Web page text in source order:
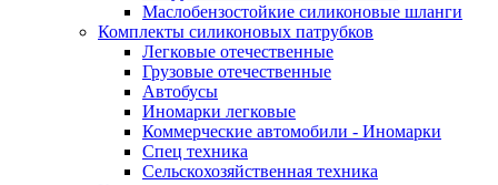
Маслобензостойкие силиконовые шланги
Комплекты силиконовых патрубков
Легковые отечественные
Грузовые отечественные
Автобусы
Иномарки легковые
Коммерческие автомобили - Иномарки
Спец техника
Сельскохозяйственная техника